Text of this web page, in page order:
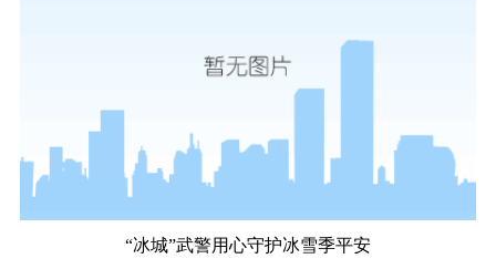
“冰城”武警用心守护冰雪季平安